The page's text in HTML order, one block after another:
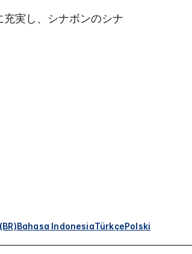
実し、シナボンのシナ
Bahasa IndonesiaTürkçePolski